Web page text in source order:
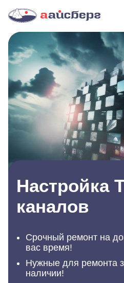
Настройка
каналов
Срочный ремонт на
вас время!
Нужные для ремонта
наличии!